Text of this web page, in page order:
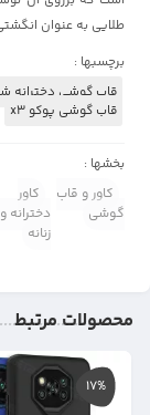
طلایی به عنوان
برچسبها :
قاب گوشی دخترانه
قاب گوشی پوکو x3
بخشها :
کاور و قاب
گوشی
کاور
دخترانه و
زنانه
محصولات مرتبط
17%